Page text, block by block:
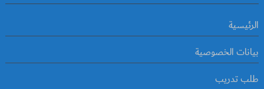
الرئيسية
بيانات الخصوصية
طلب تدريب